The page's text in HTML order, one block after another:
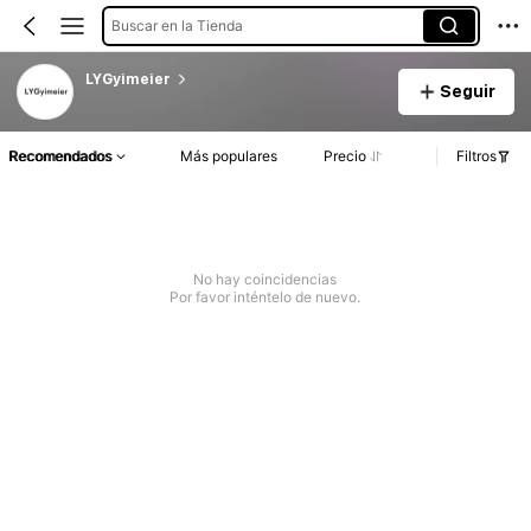
Buscar en la Tienda
LYGyimeier
Seguir
Recomendados Más populares Precio Filtros
No hay coincidencias
Por favor inténtelo de nuevo.